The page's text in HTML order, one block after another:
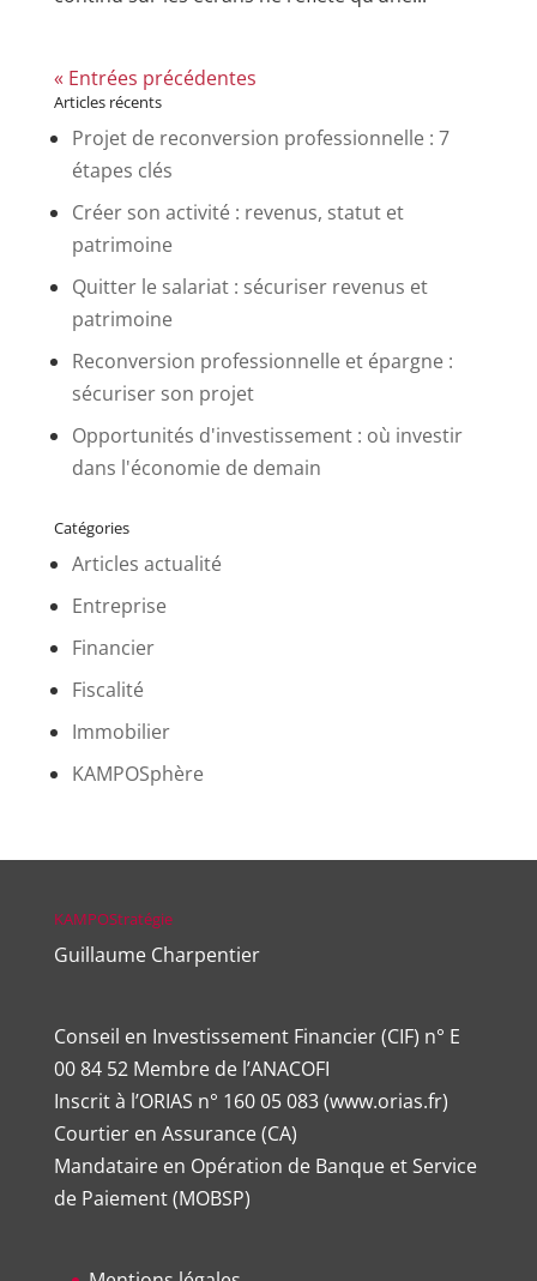
« Entrées précédentes
Articles récents
Projet de reconversion professionnelle : 7
étapes clés
Créer son activité : revenus, statut et
patrimoine
Quitter le salariat : sécuriser revenus et
patrimoine
Reconversion professionnelle et épargne :
sécuriser son projet
Opportunités d'investissement : où investir
dans l'économie de demain
Catégories
Articles actualité
Entreprise
Financier
Fiscalité
Immobilier
KAMPOSphère
KAMPOStratégie
Guillaume Charpentier
Conseil en Investissement Financier (CIF) n° E
00 84 52 Membre de l’ANACOFI
Inscrit à l’ORIAS n° 160 05 083(www.orias.fr)
Courtier en Assurance (CA)
Mandataire en Opération de Banque et Service
de Paiement (MOBSP)